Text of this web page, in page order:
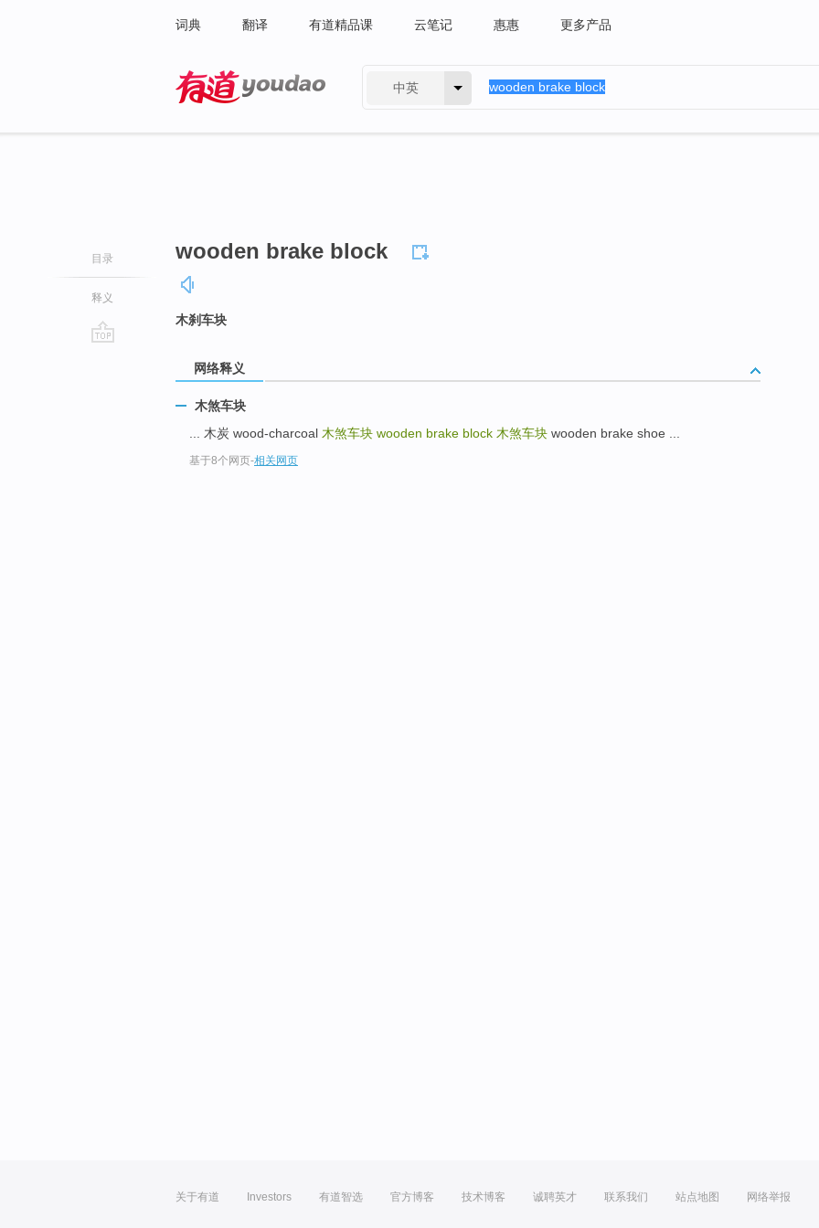
词典 翻译 有道精品课 云笔记 惠惠 更多产品
中英
目录
释义
wooden brake block
木刹车块
网络释义
木煞车块
... 木炭 wood-charcoal 木煞车块 wooden brake block 木煞车块 wooden brake shoe ...
基于8个网页-相关网页
关于有道 Investors 有道智选 官方博客 技术博客 诚聘英才 联系我们 站点地图 网络举报